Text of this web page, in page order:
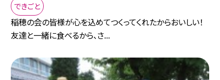
できごと
稲穂の会の皆様が心を込めてつくってくれたからおいしい！
友達と一緒に食べるから、さ...